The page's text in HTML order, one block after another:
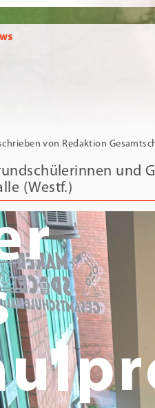
von Redaktion
und
(Westf.)